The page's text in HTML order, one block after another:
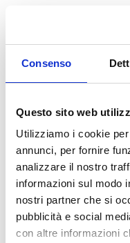
Consenso
Questo sito web
Utilizziamo i cookie
annunci, per fornire
analizzare il nostro
informazioni sul modo
nostri partner che si
pubblicità e social
con altre informazioni